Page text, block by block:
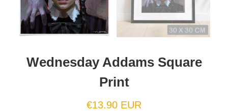
Wednesday Addams Square
Print
€13.90 EUR